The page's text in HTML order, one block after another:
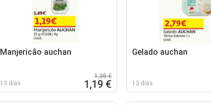
Manjericão auchan
13 dias
1,35 €
1,19 €
Gelado auchan
13 dias